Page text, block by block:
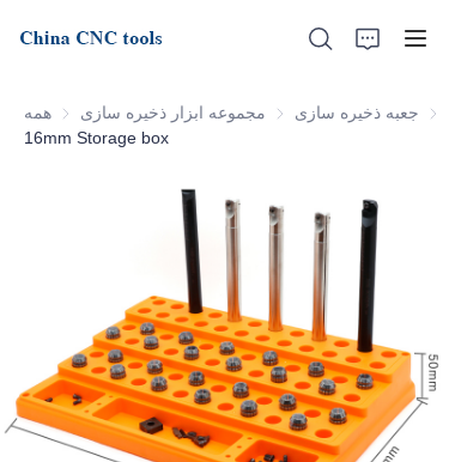
همه مجموعه ابزار ذخیره سازی مجموعه ابزار ذخیره سازی
جعبه ذخیره سازی
16mm Storage box
اخبار
پشتیبانی